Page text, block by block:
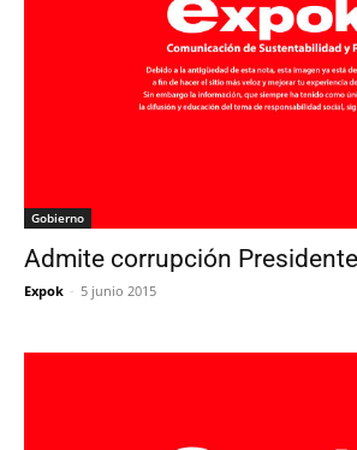
Gobierno
Admite corrupción
Expok - 5 junio 2015